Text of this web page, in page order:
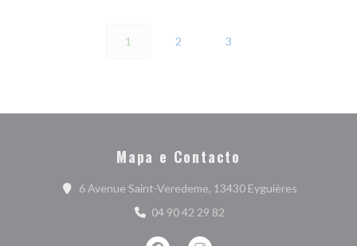
1 2 3
Mapa e Contacto
6 Avenue Saint-Veredeme, 13430 Eyguières((abre
04 90 42 29 82